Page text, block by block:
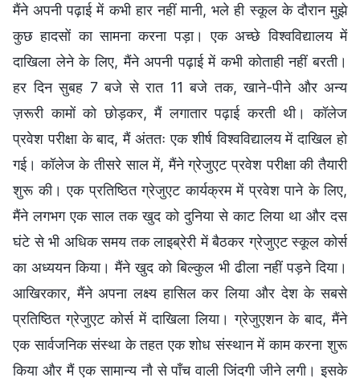
मैंने अपनी पढ़ाई में कभी हार नहीं मानी, भले ही स्कूल के दौरान मुझे
कुछ हादसों का सामना करना पड़ा। एक अच्छे विश्वविद्यालय में
दाखिला लेने के लिए, मैंने अपनी पढ़ाई में कभी कोताही नहीं बरती।
हर दिन सुबह 7 बजे से रात 11 बजे तक, खाने-पीने और अन्य
ज़रूरी कामों को छोड़कर, मैं लगातार पढ़ाई करती थी। कॉलेज
प्रवेश परीक्षा के बाद, मैं अंततः एक शीर्ष विश्वविद्यालय में दाखिल हो
गई। कॉलेज के तीसरे साल में, मैंने ग्रेजुएट प्रवेश परीक्षा की तैयारी
शुरू की। एक प्रतिष्ठित ग्रेजुएट कार्यक्रम में प्रवेश पाने के लिए,
मैंने लगभग एक साल तक खुद को दुनिया से काट लिया था और दस
घंटे से भी अधिक समय तक लाइब्रेरी में बैठकर ग्रेजुएट स्कूल कोर्स
का अध्ययन किया। मैंने खुद को बिल्कुल भी ढीला नहीं पड़ने दिया।
आखिरकार, मैंने अपना लक्ष्य हासिल कर लिया और देश के सबसे
प्रतिष्ठित ग्रेजुएट कोर्स में दाखिला लिया। ग्रेजुएशन के बाद, मैंने
एक सार्वजनिक संस्था के तहत एक शोध संस्थान में काम करना शुरू
किया और मैं एक सामान्य नौ से पाँच वाली जिंदगी जीने लगी। इसके